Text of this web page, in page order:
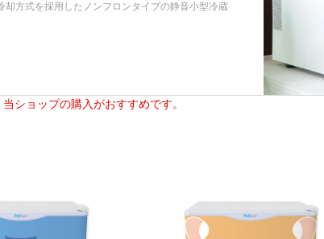
却方式を採用したノンフロンタイプの静音小型冷蔵
当ショップの購入がおすすめです。